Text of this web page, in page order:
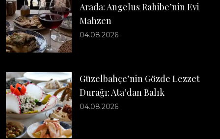
Arada: Angelus Rahibe’nin Evi
Mahzen
04.08.2026
Güzelbahçe’nin Gözde Lezzet
Durağı: Ata’dan Balık
04.08.2026